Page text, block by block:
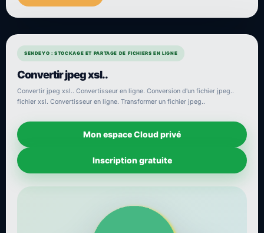
SENDEYO : STOCKAGE ET PARTAGE DE FICHIERS EN LIGNE
Convertir jpeg xsl..
Convertir jpeg xsl.. Convertisseur en ligne. Conversion d'un fichier jpeg..
fichier xsl. Convertisseur en ligne. Transformer un fichier jpeg..
Mon espace Cloud privé
Inscription gratuite